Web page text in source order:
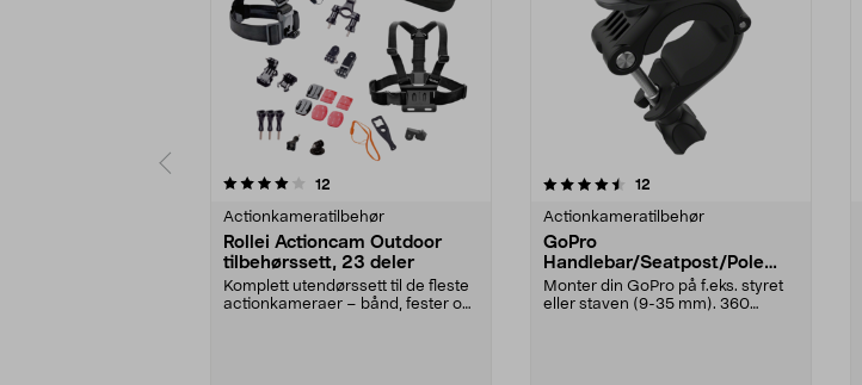
12
Actionkameratilbehør
Rollei Actioncam Outdoor
tilbehørssett, 23 deler
Komplett utendørssett til de fleste
actionkameraer – bånd, fester og
4.5 av 5 stjerner 12
Actionkameratilbehør
GoPro
Handlebar/Seatpost/Pole
Mount, rør/styrefeste.
Monter din GoPro på f.eks. styret
eller staven (9-35 mm). 360
5.0 av 5 stjerner